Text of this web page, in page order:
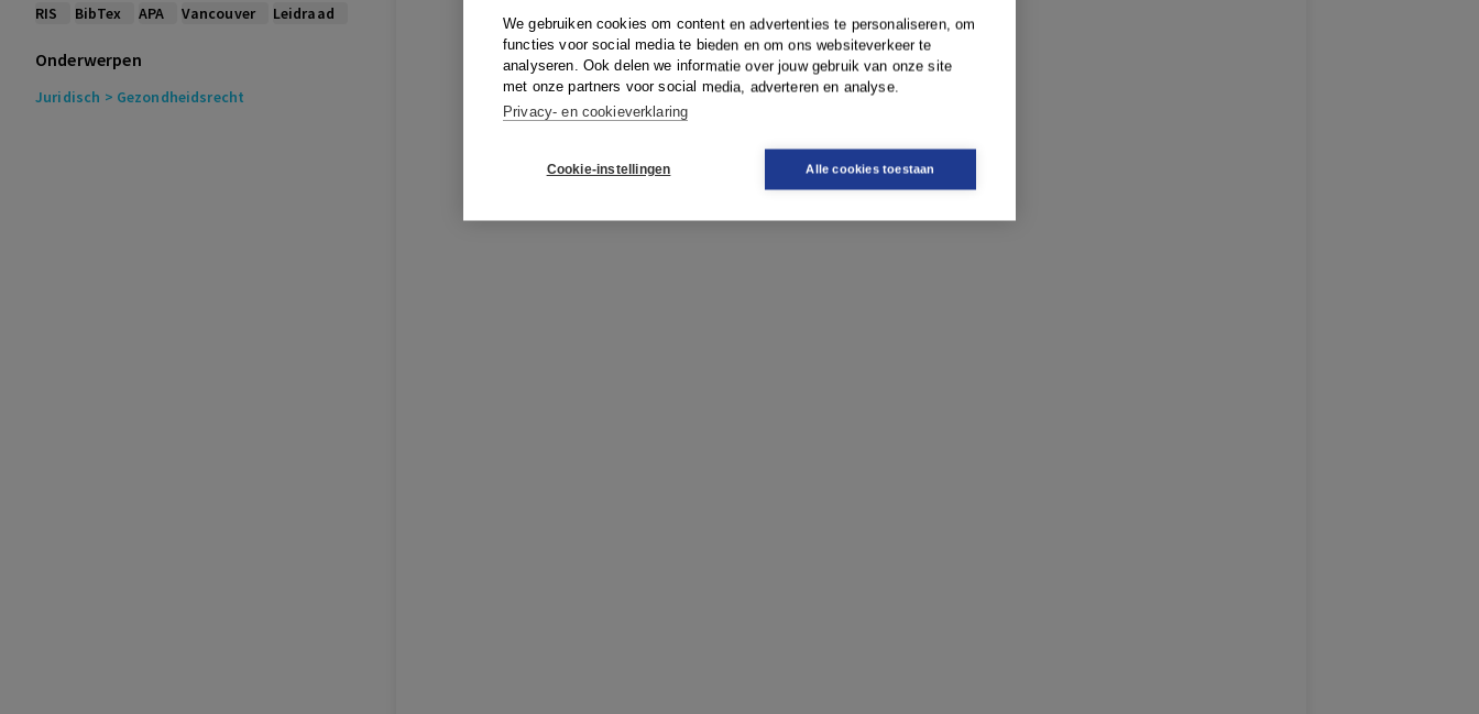
We gebruiken cookies om content en advertenties te personaliseren, om
functies voor social media te bieden en om ons websiteverkeer te
analyseren. Ook delen we informatie over jouw gebruik van onze site
met onze partners voor social media, adverteren en analyse.
Privacy- en cookieverklaring
Cookie-instellingen Alle cookies toestaan
RIS BibTex APA Vancouver Leidraad
Onderwerpen
Juridisch > Gezondheidsrecht